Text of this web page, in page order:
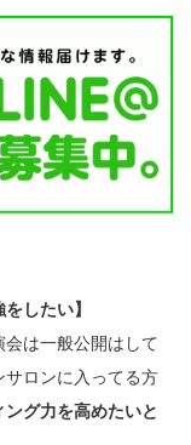
したい】
は一般公開はして
ロンに入ってる方
ング力を高めたいと